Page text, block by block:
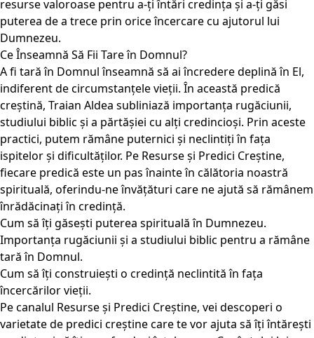
resurse valoroase pentru a-ți întări credința și a-ți găsi
puterea de a trece prin orice încercare cu ajutorul lui
Dumnezeu.
Ce Înseamnă Să Fii Tare în Domnul?
A fi tară în Domnul înseamnă să ai încredere deplină în El,
indiferent de circumstanțele vieții. În această predică
creștină, Traian Aldea subliniază importanța rugăciunii,
studiului biblic și a părtășiei cu alți credincioși. Prin aceste
practici, putem rămâne puternici și neclintiți în fața
ispitelor și dificultăților. Pe Resurse și Predici Creștine,
fiecare predică este un pas înainte în călătoria noastră
spirituală, oferindu-ne învățături care ne ajută să rămânem
înrădăcinați în credință.
Cum să îți găsești puterea spirituală în Dumnezeu.
Importanța rugăciunii și a studiului biblic pentru a rămâne
tară în Domnul.
Cum să îți construiești o credință neclintită în fața
încercărilor vieții.
Pe canalul Resurse și Predici Creștine, vei descoperi o
varietate de predici creștine care te vor ajuta să îți întărești